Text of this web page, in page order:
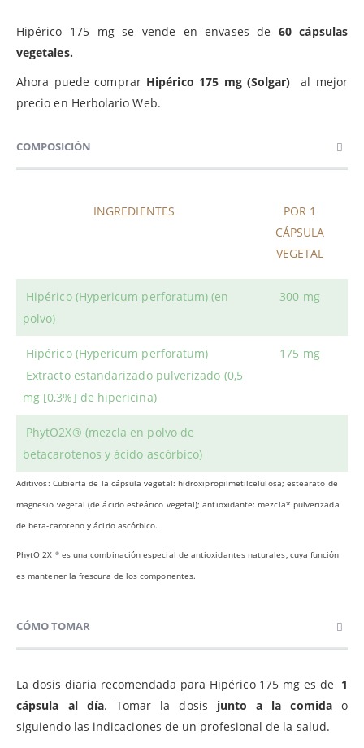
Hipérico 175 mg se vende en envases de 60 cápsulas
vegetales.
Ahora puede comprar Hipérico 175 mg (Solgar)al mejor
precio en Herbolario Web.
COMPOSICIÓN
INGREDIENTES
POR 1
CÁPSULA
VEGETAL
Hipérico (Hypericum perforatum)(en
polvo)
300 mg
Hipérico (Hypericum perforatum)
Extracto estandarizado pulverizado (0,5
mg [0,3%] de hipericina)
175 mg
PhytO2X® (mezcla en polvo de
betacarotenos y ácido ascórbico)
Aditivos: Cubierta de la cápsula vegetal: hidroxipropilmetilcelulosa; estearato de
magnesio vegetal (de ácido esteárico vegetal); antioxidante: mezcla* pulverizada
de beta-caroteno y ácido ascórbico.
PhytO 2X ®es una combinación especial de antioxidantes naturales, cuya función
es mantener la frescura de los componentes.
CÓMO TOMAR
La dosis diaria recomendada para Hipérico 175 mg es de 1
cápsula al día. Tomar la dosis junto a la comidao
siguiendo las indicaciones de un profesional de la salud.